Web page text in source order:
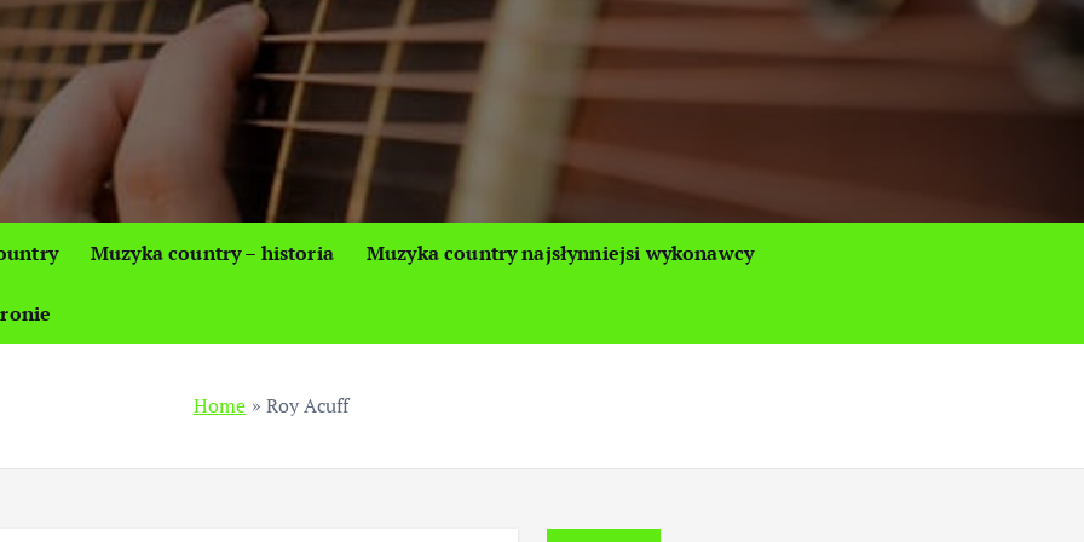
Muzyka country – historia Muzyka country najsłynniejsi wykonawcy
Home » Roy Acuff